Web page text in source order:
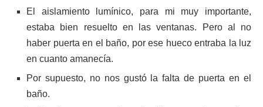
El aislamiento lumínico, para mi muy importante,
estaba bien resuelto en las ventanas. Pero al no
haber puerta en el baño, por ese hueco entraba la luz
en cuanto amanecía.
Por supuesto, no nos gustó la falta de puerta en el
baño.